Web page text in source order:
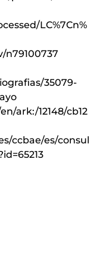
LC%7Cn%
n79100737
35079-
ark:/12148/cb12
ccbae/es/consul